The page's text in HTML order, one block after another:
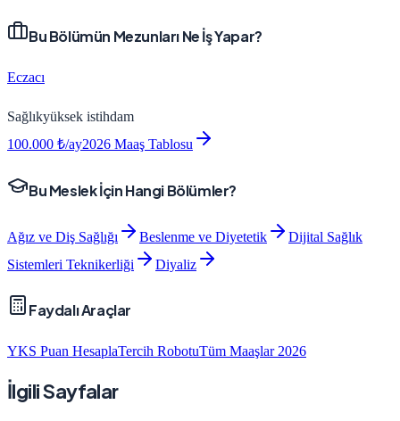
Bu Bölümün Mezunları Ne İş Yapar?
Eczacı
Sağlıkyüksek istihdam
100.000 ₺/ay2026 Maaş Tablosu
Bu Meslek İçin Hangi Bölümler?
Ağız ve Diş Sağlığı Beslenme ve Diyetetik
Dijital Sağlık
Sistemleri Teknikerliği
Diyaliz
Faydalı Araçlar
YKS Puan HesaplaTercih RobotuTüm Maaşlar 2026
İlgili Sayfalar